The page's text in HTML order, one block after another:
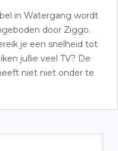
in Watergang wordt
door Ziggo.
je een snelheid tot
jullie veel TV? De
niet niet onder te